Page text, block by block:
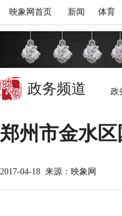
映象网首页 新闻 体育
政务频道 政
郑州市金水
2017-04-18 来源：映象网